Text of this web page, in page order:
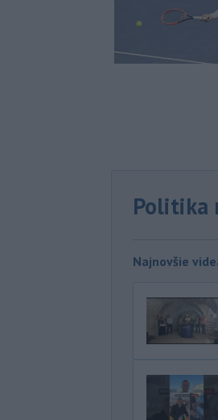
Politika
Najnovšie